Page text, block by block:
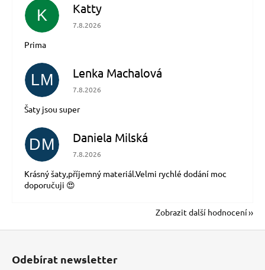
K Katty
Hodnocení obchodu je 5 z 5 hvězdiček.
7.8.2026
Prima
LM Lenka Machalová
Hodnocení obchodu je 5 z 5 hvězdiček.
7.8.2026
Šaty jsou super
DM Daniela Milská
Hodnocení obchodu je 5 z 5 hvězdiček.
7.8.2026
Krásný šaty,příjemný materiál.Velmi rychlé dodání moc
doporučuji 😍
Zobrazit další hodnocení
Odebírat newsletter